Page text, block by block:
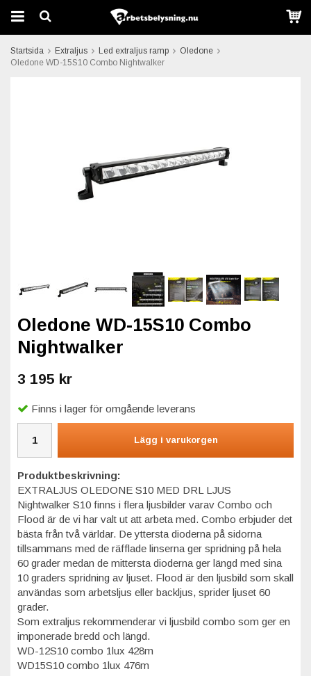
Startsida Extraljus Led extraljus ramp
Oledone
Oledone WD-15S10 Combo Nightwalker
Oledone WD-15S10 Combo
Nightwalker
3 195 kr
Finns i lager för omgående leverans
Lägg i varukorgen
Produktbeskrivning:
EXTRALJUS OLEDONE S10 MED DRL LJUS
Nightwalker S10 finns i flera ljusbilder varav Combo och
Flood är de vi har valt ut att arbeta med. Combo erbjuder det
bästa från två världar. De yttersta dioderna på sidorna
tillsammans med de räfflade linserna ger spridning på hela
60 grader medan de mittersta dioderna ger längd med sina
10 graders spridning av ljuset. Flood är den ljusbild som skall
användas som arbetsljus eller backljus, sprider ljuset 60
grader.
Som extraljus rekommenderar vi ljusbild combo som ger en
imponerade bredd och längd.
WD-12S10 combo 1lux 428m
WD15S10 combo 1lux 476m